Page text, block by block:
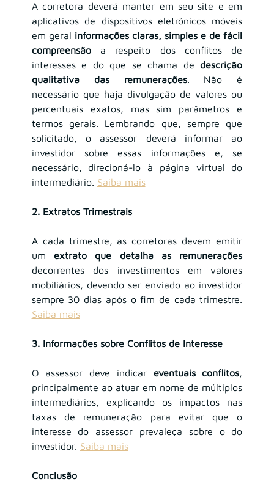
A corretora deverá manter em seu site e em
aplicativos de dispositivos eletrônicos móveis
em geral informações claras, simples e de fácil
compreensão a respeito dos conflitos de
interesses e do que se chama de descrição
qualitativa das remunerações. Não é
necessário que haja divulgação de valores ou
percentuais exatos, mas sim parâmetros e
termos gerais. Lembrando que, sempre que
solicitado, o assessor deverá informar ao
investidor sobre essas informações e, se
necessário, direcioná-lo à página virtual do
intermediário. Saiba mais
2. Extratos Trimestrais
A cada trimestre, as corretoras devem emitir
um extrato que detalha as remunerações
decorrentes dos investimentos em valores
mobiliários, devendo ser enviado ao investidor
sempre 30 dias após o fim de cada trimestre.
Saiba mais
3. Informações sobre Conflitos de Interesse
O assessor deve indicar eventuais conflitos,
principalmente ao atuar em nome de múltiplos
intermediários, explicando os impactos nas
taxas de remuneração para evitar que o
interesse do assessor prevaleça sobre o do
investidor. Saiba mais
Conclusão